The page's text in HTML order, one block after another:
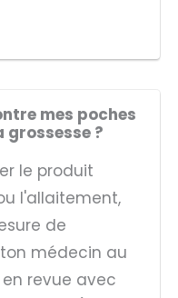
mes poches
grossesse ?
le produit
l'allaitement,
de
médecin au
revue avec